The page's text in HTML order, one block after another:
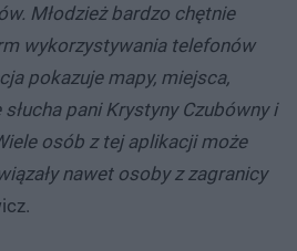
Młodzież bardzo chętnie
wykorzystywania telefonów
pokazuje mapy, miejsca,
pani Krystyny Czubówny i
osób z tej aplikacji może
nawet osoby z zagranicy